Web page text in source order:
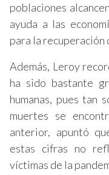
poblaciones
ayuda a las
para la recuperación
Además, Leroy
ha sido bastante
humanas, pues tan
muertes se
anterior, apuntó
estas cifras no
víctimas de la